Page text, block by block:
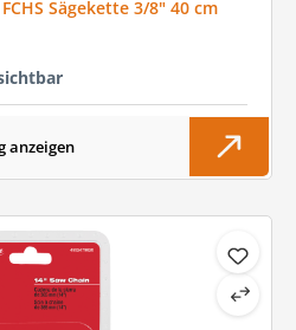
Sägekette 3/8" 40 cm
anzeigen